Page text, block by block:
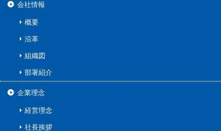
会社情報
概要
沿革
組織図
部署紹介
企業理念
経営理念
社長挨拶